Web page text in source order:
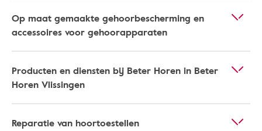
Op maat gemaakte gehoorbescherming en
accessoires voor gehoorapparaten
Producten en diensten bij Beter Horen in Beter
Horen Vlissingen
Reparatie van hoortoestellen